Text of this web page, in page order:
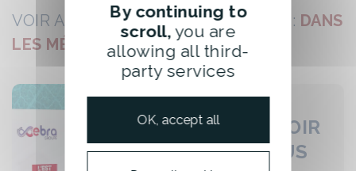
VOIR AUSSI D'AUTRES VIDÉOS SUR : DANS
LES MÉDIAS
EN VOIR
PLUS
By continuing to
scroll, you are
allowing all third-
party services
OK, accept all